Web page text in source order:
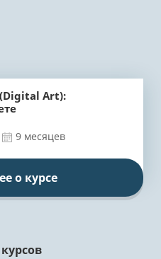
Art):
9 месяцев
о курсе
курсов